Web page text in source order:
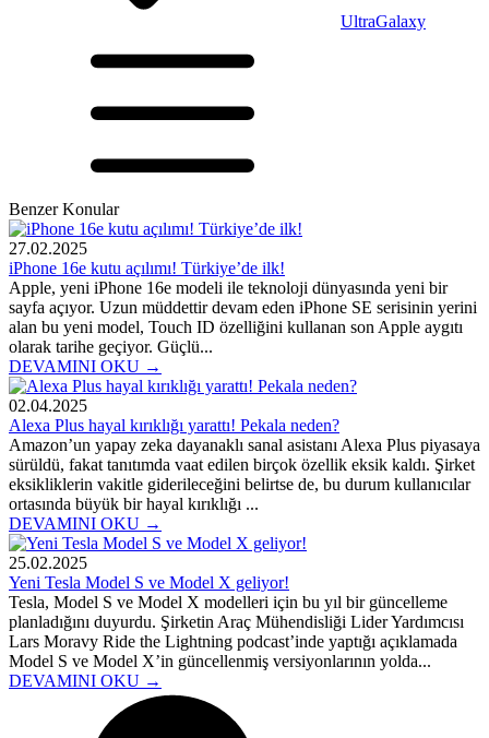
UltraGalaxy
Benzer Konular
27.02.2025
iPhone 16e kutu açılımı! Türkiye’de ilk!
Apple, yeni iPhone 16e modeli ile teknoloji dünyasında yeni bir
sayfa açıyor. Uzun müddettir devam eden iPhone SE serisinin yerini
alan bu yeni model, Touch ID özelliğini kullanan son Apple aygıtı
olarak tarihe geçiyor. Güçlü...
DEVAMINI OKU →
02.04.2025
Alexa Plus hayal kırıklığı yarattı! Pekala neden?
Amazon’un yapay zeka dayanaklı sanal asistanı Alexa Plus piyasaya
sürüldü, fakat tanıtımda vaat edilen birçok özellik eksik kaldı. Şirket
eksikliklerin vakitle giderileceğini belirtse de, bu durum kullanıcılar
ortasında büyük bir hayal kırıklığı ...
DEVAMINI OKU →
25.02.2025
Yeni Tesla Model S ve Model X geliyor!
Tesla, Model S ve Model X modelleri için bu yıl bir güncelleme
planladığını duyurdu. Şirketin Araç Mühendisliği Lider Yardımcısı
Lars Moravy Ride the Lightning podcast’inde yaptığı açıklamada
Model S ve Model X’in güncellenmiş versiyonlarının yolda...
DEVAMINI OKU →